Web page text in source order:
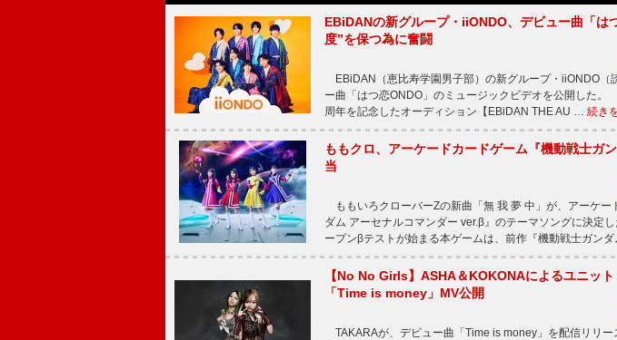
EBiDANの新グループ・iiONDO、デビュー曲「は
度”を保つ為に奮闘
EBiDAN（恵比寿学園男子部）の新グループ・iiONDO（
ー曲「はつ恋ONDO」のミュージックビデオを公開した
周年を記念したオーディション【EBiDAN THE AU … 続き
ももクロ、アーケードカードゲーム『機動戦士ガ
当
ももいろクローバーZの新曲「無 我 夢 中」が、アーケー
ダム アーセナルコマンダー ver.β』のテーマソングに決
ープンβテストが始まる本ゲームは、前作『機動戦士ガン
【No No Girls】ASHA＆KOKONAによるユニッ
「Time is money」MV公開
TAKARAが、デビュー曲「Time is money」を配信リリー